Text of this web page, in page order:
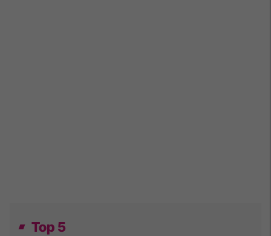
Top 5